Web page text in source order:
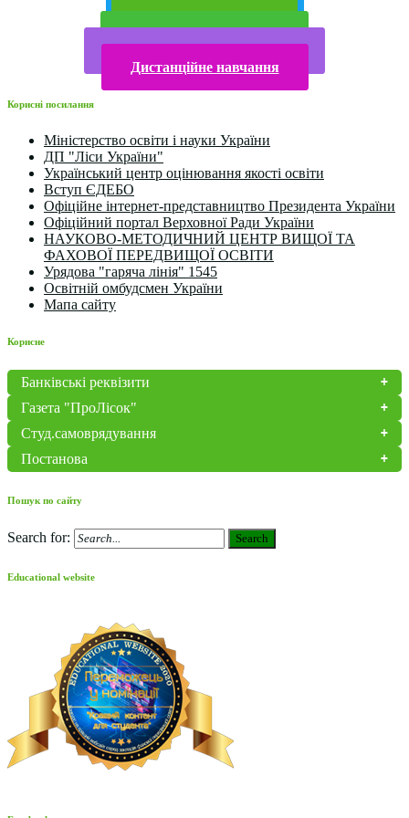
Дистанційне навчання
Корисні посилання
Міністерство освіти і науки України
ДП "Ліси України"
Український центр оцінювання якості освіти
Вступ ЄДЕБО
Офіційне інтернет-представництво Президента України
Офіційний портал Верховної Ради України
НАУКОВО-МЕТОДИЧНИЙ ЦЕНТР ВИЩОЇ ТА
ФАХОВОЇ ПЕРЕДВИЩОЇ ОСВІТИ
Урядова "гаряча лінія" 1545
Освітній омбудсмен України
Мапа сайту
Корисне
Банківські реквізити
Газета "ПроЛісок"
Студ.самоврядування
Постанова
Пошук по сайту
Search for: Search
Educational website